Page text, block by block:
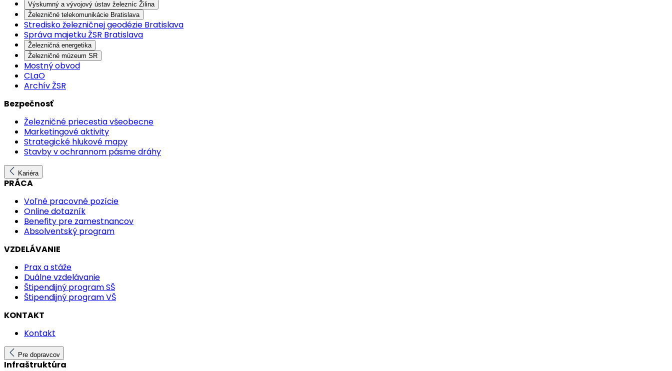
Výskumný a vývojový ústav železníc Žilina
Železničné telekomunikácie Bratislava
Stredisko železničnej geodézie Bratislava
Správa majetku ŽSR Bratislava
Železničná energetika
Železničné múzeum SR
Mostný obvod
CLaO
Archív ŽSR
Bezpečnosť
Železničné priecestia všeobecne
Marketingové aktivity
Strategické hlukové mapy
Stavby v ochrannom pásme dráhy
Kariéra
PRÁCA
Voľné pracovné pozície
Online dotazník
Benefity pre zamestnancov
Absolventský program
VZDELÁVANIE
Prax a stáže
Duálne vzdelávanie
Štipendijný program SŠ
Štipendijný program VŠ
KONTAKT
Kontakt
Pre dopravcov
Infraštruktúra